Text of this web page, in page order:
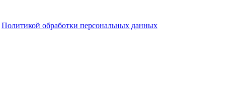
Политикой обработки персональных данных